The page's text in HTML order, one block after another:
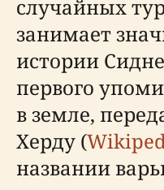
случайных
занимает
истории
первого
в земле,
Херду (
названии